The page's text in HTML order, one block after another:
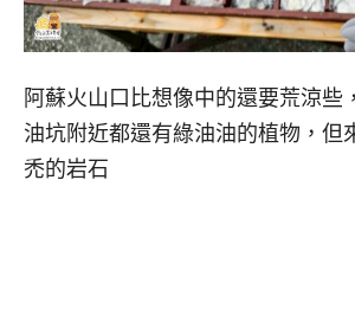
阿蘇火山口比想像中的還要荒涼些
油坑附近都還有綠油油的植物，但
禿的岩石